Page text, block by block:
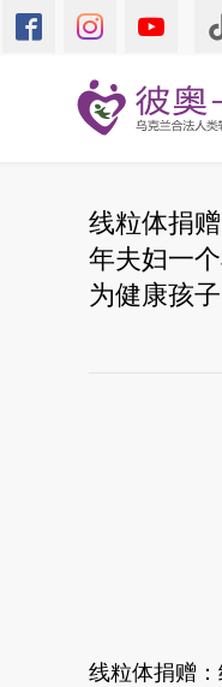
线粒体捐
年夫妇一
为健康孩
线粒体捐赠